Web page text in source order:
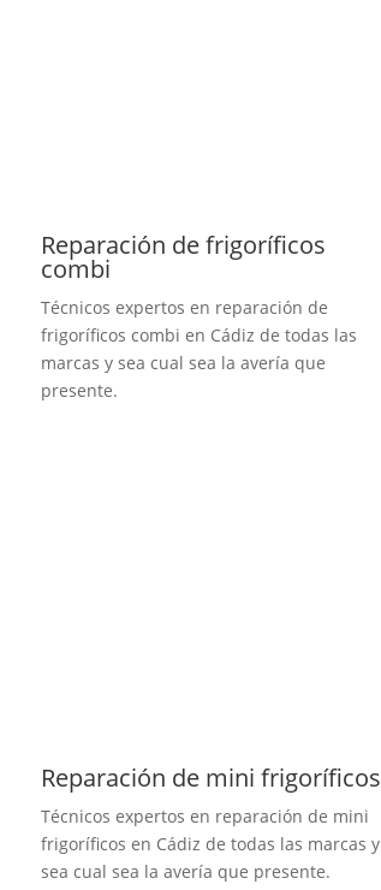
Reparación de frigoríficos
combi
Técnicos expertos en reparación de
frigoríficos combi en Cádiz de todas las
marcas y sea cual sea la avería que
presente.
Reparación de mini frigoríficos
Técnicos expertos en reparación de mini
frigoríficos en Cádiz de todas las marcas y
sea cual sea la avería que presente.